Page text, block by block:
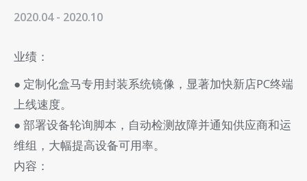
2020.04 - 2020.10
业绩：
● 定制化盒马专用封装系统镜像，显著加快新店PC终端
上线速度。
● 部署设备轮询脚本，自动检测故障并通知供应商和运
维组，大幅提高设备可用率。
内容：